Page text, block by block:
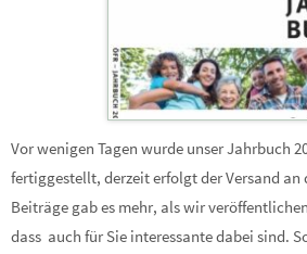
Vor wenigen Tagen wurde unser Jahrbuch
fertiggestellt, derzeit erfolgt der Versand an
Beiträge gab es mehr, als wir
dass auch für Sie interessante dabei sind.